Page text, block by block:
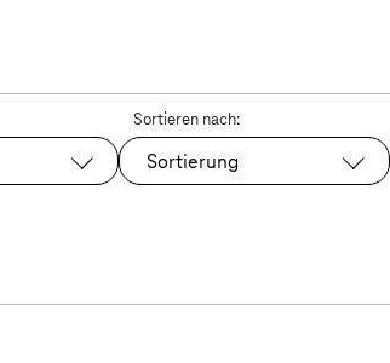
Sortieren nach:
Sortierung